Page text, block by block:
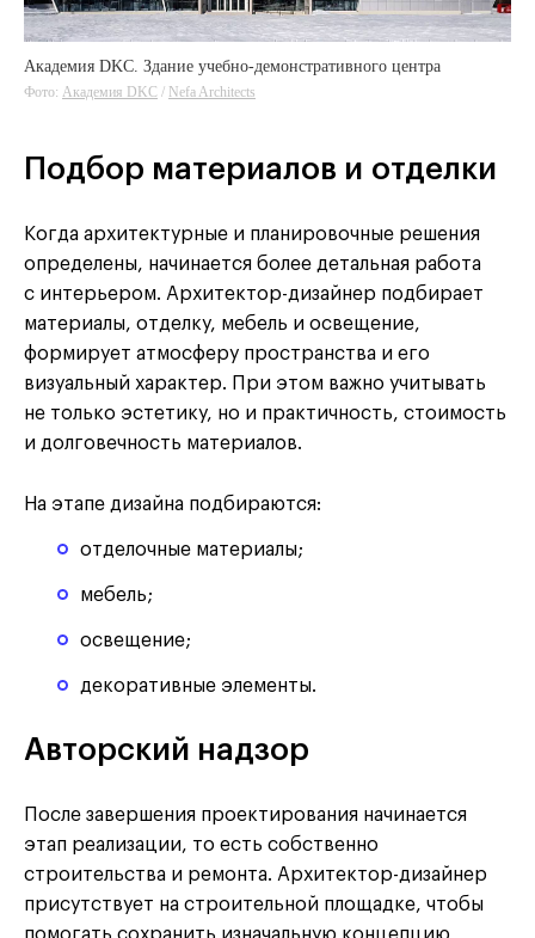
Академия DKC. Здание учебно-демонстративного центра
Фото: Академия DKC / Nefa Architects
Академия DKC Nefa Architects
Подбор материалов и отделки
Когда архитектурные и планировочные решения
определены, начинается более детальная работа
с интерьером. Архитектор-дизайнер подбирает
материалы, отделку, мебель и освещение,
формирует атмосферу пространства и его
визуальный характер. При этом важно учитывать
не только эстетику, но и практичность, стоимость
и долговечность материалов.
На этапе дизайна подбираются:
отделочные материалы;
мебель;
освещение;
декоративные элементы.
Авторский надзор
После завершения проектирования начинается
этап реализации, то есть собственно
строительства и ремонта. Архитектор-дизайнер
присутствует на строительной площадке, чтобы